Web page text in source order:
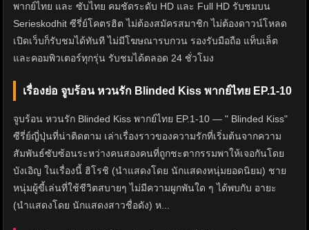
พากย์ไทย และ ซับไทย คมชัดระดับ HD และ Full HD รับชมบน
Serieskodhit ซีรี่ย์โคตรฮิต ไม่ต้องสมัครสมาชิก ไม่ต้องดาวน์โหลด
เปิดเว็บก็รับชมได้ทันที ไม่มีโฆษณารบกวน รองรับมือถือ แท็บเล็ต
และคอมพิวเตอร์ทุกรุ่น รับชมได้ตลอด 24 ชั่วโมง
เรื่องย่อ จูบร้อน หวนรัก Blinded Kiss พากย์ไทย EP.1-10
จูบร้อน หวนรัก Blinded Kiss พากย์ไทย EP.1-10 — " Blinded Kiss"
ซีรี่ย์ญี่ปุ่นที่น่าติดตาม เล่าเรื่องราวของความรักที่เริ่มต้นจากความ
สัมพันธ์ซับซ้อนระหว่างคนสองคนที่ถูกชะตากรรมพาให้เจอกันโดย
บังเอิญ ในเรื่องนี้ ฮิโรชิ (นำแสดงโดย นักแสดงหนุ่มยอดนิยม) ชาย
หนุ่มผู้ขี้เล่นที่ใช้ชีวิตสบายๆ ไม่มีความผูกพันใด ๆ ได้พบกับ อายะ
(นำแสดงโดย นักแสดงสาวชื่อดัง) ห...